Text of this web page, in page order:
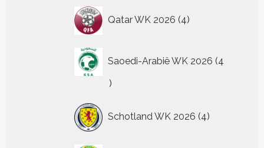
Qatar WK 2026 4
producten
Saoedi-Arabië WK 2026 4
4
Schotland WK 2026 4
producten